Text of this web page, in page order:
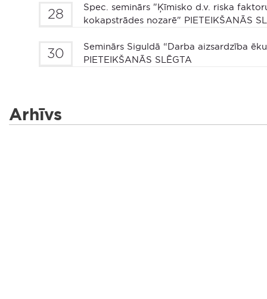
28
Spec. seminārs "Ķīmisko d.v. riska
kokapstrādes nozarē" PIETEIKŠANĀS
30
Seminārs Siguldā “Darba aizsardzība
PIETEIKŠANĀS SLĒGTA
Arhīvs